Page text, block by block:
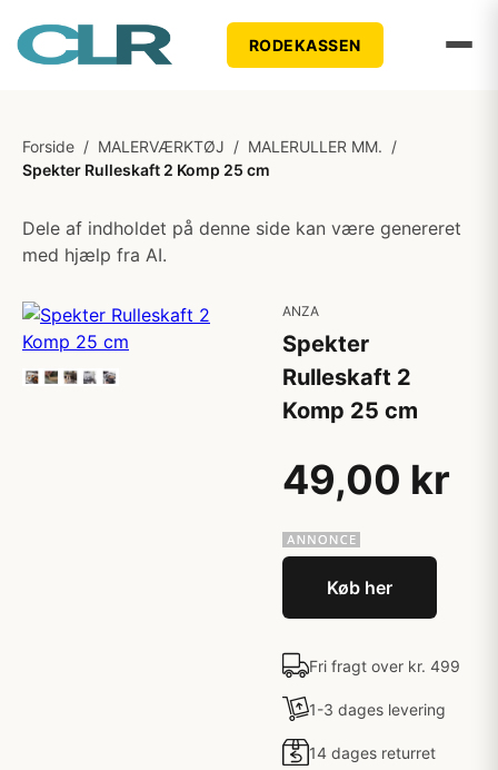
RODEKASSEN
Forside / MALERVÆRKTØJ / MALERULLER MM. /
Spekter Rulleskaft 2 Komp 25 cm
Dele af indholdet på denne side kan være genereret
med hjælp fra AI.
ANZA
Spekter
Rulleskaft 2
Komp 25 cm
49,00 kr
Køb her
Fri fragt over kr. 499
1-3 dages levering
14 dages returret